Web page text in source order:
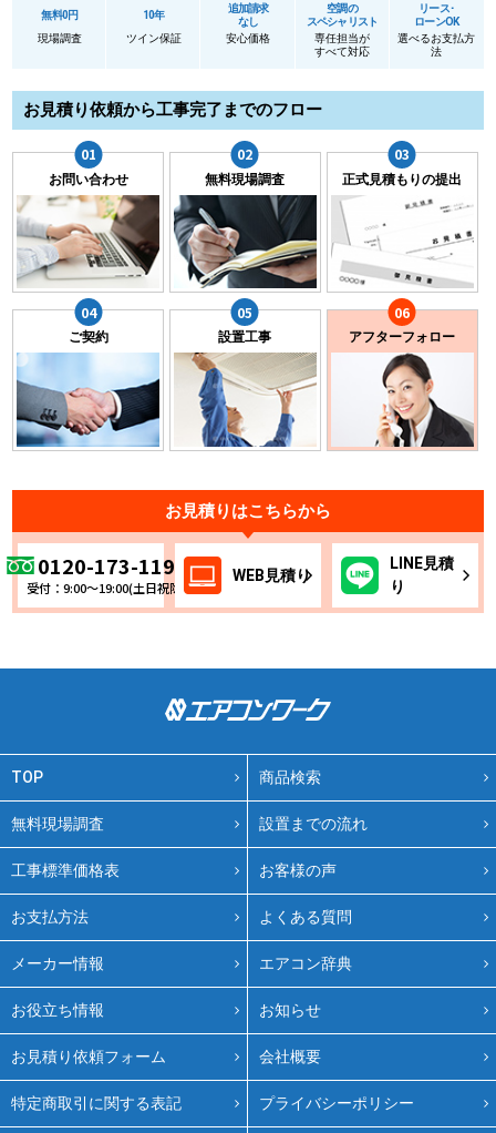
無料0円
現場調査
10年
ツイン保証
追加請求
なし
安心価格
空調の
スペシャリスト
専任担当が
すべて対応
リース･
ローンOK
選べるお支払方
法
お見積り依頼から工事完了までのフロー
お問い合わせ 無料現場調査 正式見積もりの提出
ご契約 設置工事 アフターフォロー
お見積りはこちらから
0120-173-119
受付：9:00～19:00(土日祝除く)
WEB 見積り
LINE見積
り
TOP 商品検索
無料現場調査 設置までの流れ
工事標準価格表 お客様の声
お支払方法 よくある質問
メーカー情報 エアコン辞典
お役立ち情報 お知らせ
お見積り依頼フォーム 会社概要
特定商取引に関する表記 プライバシーポリシー